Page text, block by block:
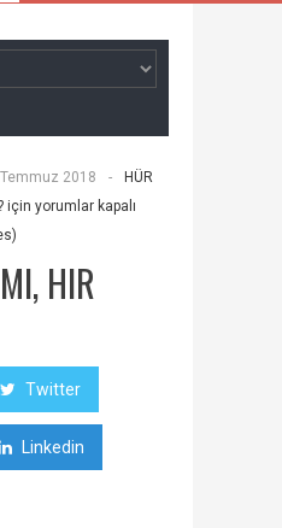
2018 -
HÜR
için yorumlar kapalı
HIR
Twitter
Linkedin